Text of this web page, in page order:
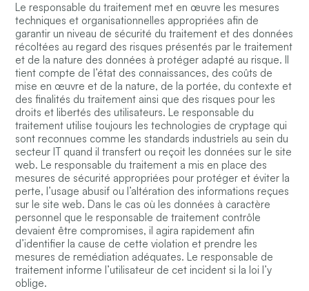
Le responsable du traitement met en œuvre les mesures
techniques et organisationnelles appropriées afin de
garantir un niveau de sécurité du traitement et des données
récoltées au regard des risques présentés par le traitement
et de la nature des données à protéger adapté au risque. Il
tient compte de l’état des connaissances, des coûts de
mise en œuvre et de la nature, de la portée, du contexte et
des finalités du traitement ainsi que des risques pour les
droits et libertés des utilisateurs. Le responsable du
traitement utilise toujours les technologies de cryptage qui
sont reconnues comme les standards industriels au sein du
secteur IT quand il transfert ou reçoit les données sur le site
web. Le responsable du traitement a mis en place des
mesures de sécurité appropriées pour protéger et éviter la
perte, l’usage abusif ou l’altération des informations reçues
sur le site web. Dans le cas où les données à caractère
personnel que le responsable de traitement contrôle
devaient être compromises, il agira rapidement afin
d’identifier la cause de cette violation et prendre les
mesures de remédiation adéquates. Le responsable de
traitement informe l’utilisateur de cet incident si la loi l’y
oblige.